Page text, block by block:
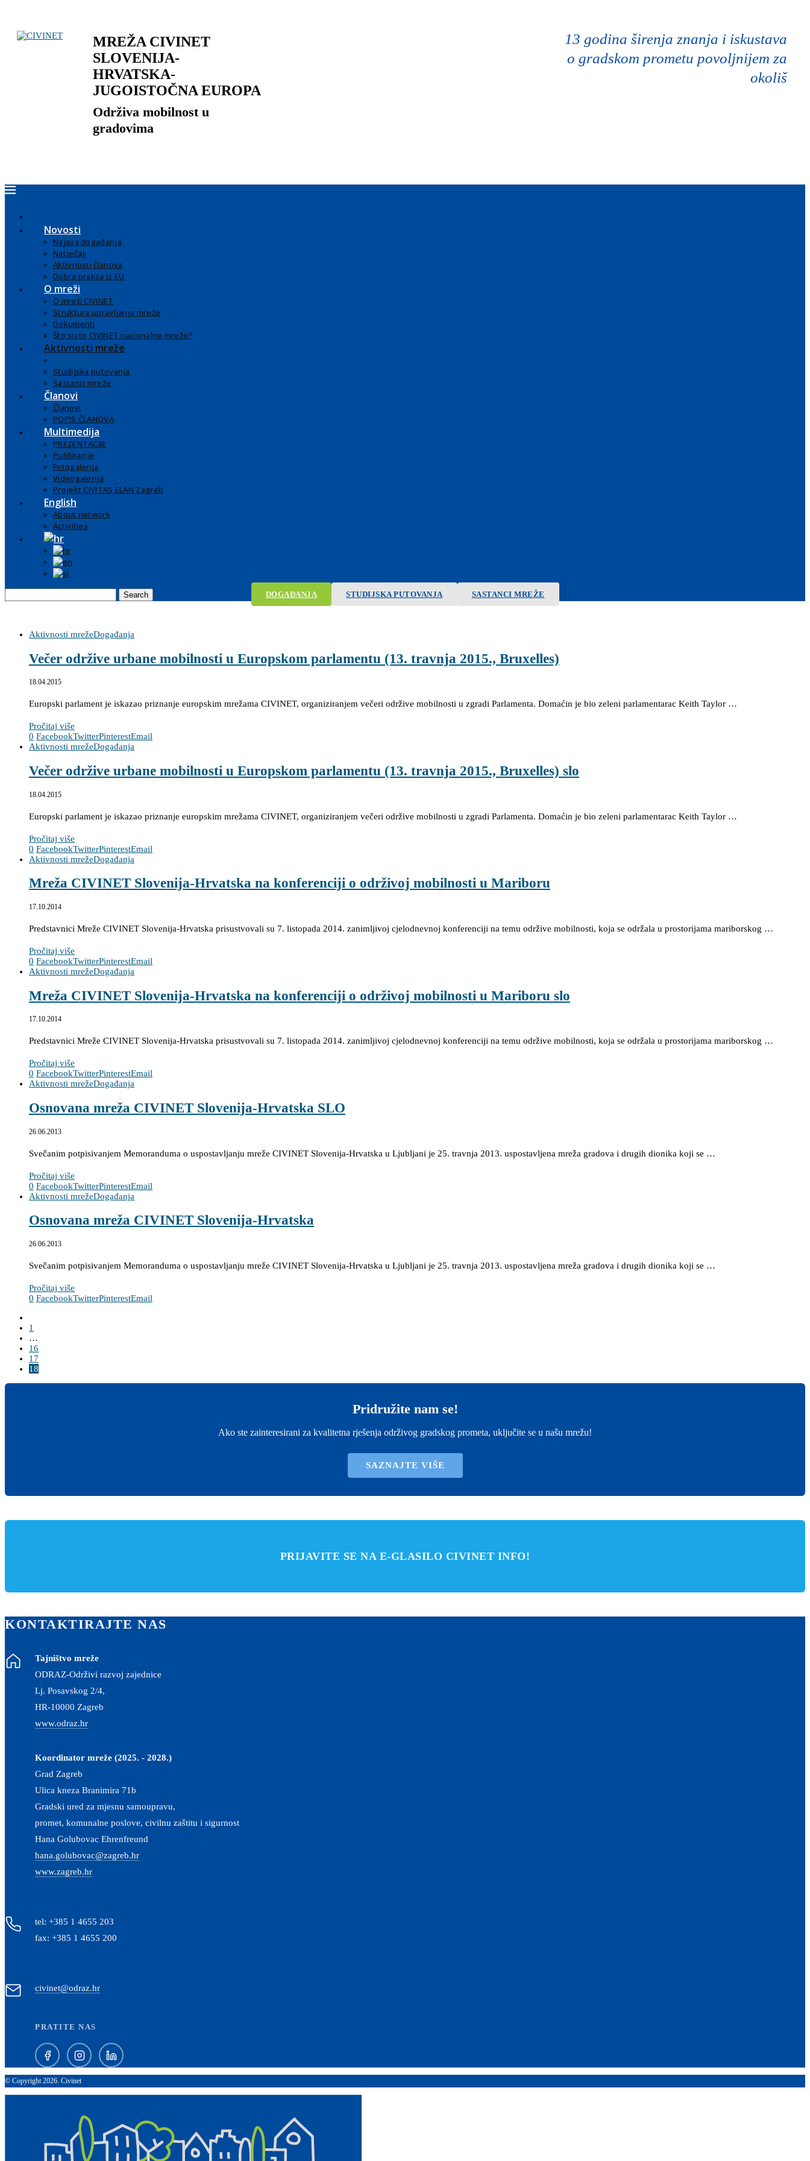
MREŽA CIVINET
SLOVENIJA-
HRVATSKA-
JUGOISTOČNA EUROPA
Održiva mobilnost u
gradovima
13 godina širenja znanja i iskustava
o gradskom prometu povoljnijem za
okoliš
Novosti
Najava događanja
Natječaji
Aktivnosti članova
Dobra praksa iz EU
O mreži
O mreži CIVINET
Struktura upravljanja mreže
Dokumenti
Što su to CIVINET nacionalne mreže?
Aktivnosti mreže
Događanja
Studijska putovanja
Sastanci mreže
Članovi
Članovi
POPIS ČLANOVA
Multimedija
PREZENTACIJE
Publikacije
Fotogalerija
Videogalerija
Projekt CIVITAS ELAN Zagreb
English
About network
Activities
Search DOGAĐANJA STUDIJSKA PUTOVANJA SASTANCI MREŽE
Aktivnosti mrežeDogađanja
Večer održive urbane mobilnosti u Europskom parlamentu (13. travnja 2015., Bruxelles)
18.04.2015
Europski parlament je iskazao priznanje europskim mrežama CIVINET, organiziranjem večeri održive mobilnosti u zgradi Parlamenta. Domaćin je bio zeleni parlamentarac Keith Taylor …
Pročitaj više
0 FacebookTwitterPinterestEmail
Aktivnosti mrežeDogađanja
Večer održive urbane mobilnosti u Europskom parlamentu (13. travnja 2015., Bruxelles) slo
18.04.2015
Europski parlament je iskazao priznanje europskim mrežama CIVINET, organiziranjem večeri održive mobilnosti u zgradi Parlamenta. Domaćin je bio zeleni parlamentarac Keith Taylor …
Pročitaj više
0 FacebookTwitterPinterestEmail
Aktivnosti mrežeDogađanja
Mreža CIVINET Slovenija-Hrvatska na konferenciji o održivoj mobilnosti u Mariboru
17.10.2014
Predstavnici Mreže CIVINET Slovenija-Hrvatska prisustvovali su 7. listopada 2014. zanimljivoj cjelodnevnoj konferenciji na temu održive mobilnosti, koja se održala u prostorijama mariborskog …
Pročitaj više
0 FacebookTwitterPinterestEmail
Aktivnosti mrežeDogađanja
Mreža CIVINET Slovenija-Hrvatska na konferenciji o održivoj mobilnosti u Mariboru slo
17.10.2014
Predstavnici Mreže CIVINET Slovenija-Hrvatska prisustvovali su 7. listopada 2014. zanimljivoj cjelodnevnoj konferenciji na temu održive mobilnosti, koja se održala u prostorijama mariborskog …
Pročitaj više
0 FacebookTwitterPinterestEmail
Aktivnosti mrežeDogađanja
Osnovana mreža CIVINET Slovenija-Hrvatska SLO
26.06.2013
Svečanim potpisivanjem Memoranduma o uspostavljanju mreže CIVINET Slovenija-Hrvatska u Ljubljani je 25. travnja 2013. uspostavljena mreža gradova i drugih dionika koji se …
Pročitaj više
0 FacebookTwitterPinterestEmail
Aktivnosti mrežeDogađanja
Osnovana mreža CIVINET Slovenija-Hrvatska
26.06.2013
Svečanim potpisivanjem Memoranduma o uspostavljanju mreže CIVINET Slovenija-Hrvatska u Ljubljani je 25. travnja 2013. uspostavljena mreža gradova i drugih dionika koji se …
Pročitaj više
0 FacebookTwitterPinterestEmail
1
…
16
17
18
Pridružite nam se!
Ako ste zainteresirani za kvalitetna rješenja održivog gradskog prometa, uključite se u našu mrežu!
SAZNAJTE VIŠE
PRIJAVITE SE NA E-GLASILO CIVINET INFO!
KONTAKTIRAJTE NAS
Tajništvo mreže
ODRAZ-Održivi razvoj zajednice
Lj. Posavskog 2/4,
HR-10000 Zagreb
www.odraz.hr
Koordinator mreže (2025. - 2028.)
Grad Zagreb
Ulica kneza Branimira 71b
Gradski ured za mjesnu samoupravu,
promet, komunalne poslove, civilnu zaštitu i sigurnost
Hana Golubovac Ehrenfreund
hana.golubovac@zagreb.hr
www.zagreb.hr
tel: +385 1 4655 203
fax: +385 1 4655 200
civinet@odraz.hr
PRATITE NAS
© Copyright 2026. Civinet